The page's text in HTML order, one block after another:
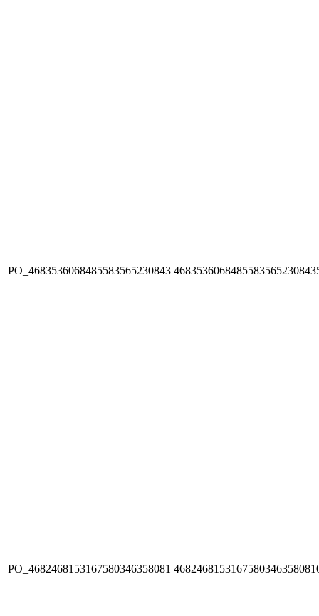
PO_4683536068485583565230843
PO_4682468153167580346358081